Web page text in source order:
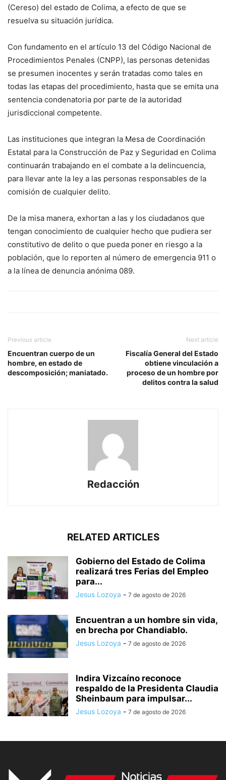
(Cereso) del estado de Colima, a efecto de que se
resuelva su situación jurídica.
Con fundamento en el artículo 13 del Código Nacional de
Procedimientos Penales (CNPP), las personas detenidas
se presumen inocentes y serán tratadas como tales en
todas las etapas del procedimiento, hasta que se emita una
sentencia condenatoria por parte de la autoridad
jurisdiccional competente.
Las instituciones que integran la Mesa de Coordinación
Estatal para la Construcción de Paz y Seguridad en Colima
continuarán trabajando en el combate a la delincuencia,
para llevar ante la ley a las personas responsables de la
comisión de cualquier delito.
De la misa manera, exhortan a las y los ciudadanos que
tengan conocimiento de cualquier hecho que pudiera ser
constitutivo de delito o que pueda poner en riesgo a la
población, que lo reporten al número de emergencia 911 o
a la línea de denuncia anónima 089.
Previous article
Encuentran cuerpo de un
hombre, en estado de
descomposición; maniatado.
Next article
Fiscalía General del Estado
obtiene vinculación a
proceso de un hombre por
delitos contra la salud
Redacción
RELATED ARTICLES
Gobierno del Estado de Colima
realizará tres Ferias del Empleo
para...
Jesus Lozoya - 7 de agosto de 2026
Encuentran a un hombre sin vida,
en brecha por Chandiablo.
Jesus Lozoya - 7 de agosto de 2026
Indira Vizcaíno reconoce
respaldo de la Presidenta Claudia
Sheinbaum para impulsar...
Jesus Lozoya - 7 de agosto de 2026